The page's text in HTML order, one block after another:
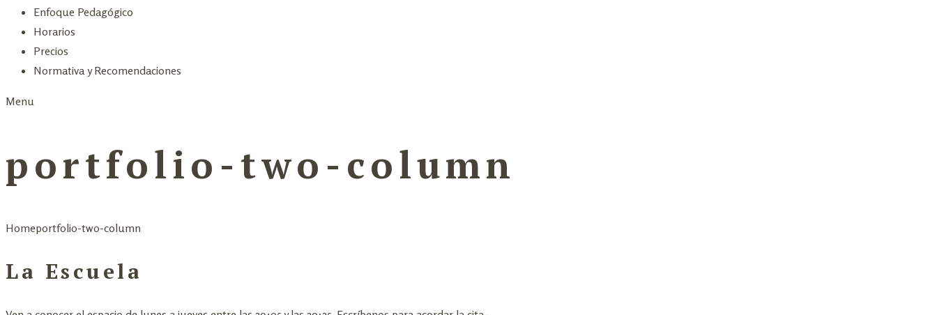
Enfoque Pedagógico
Horarios
Precios
Normativa y Recomendaciones
Menu
portfolio-two-column
Homeportfolio-two-column
La Escuela